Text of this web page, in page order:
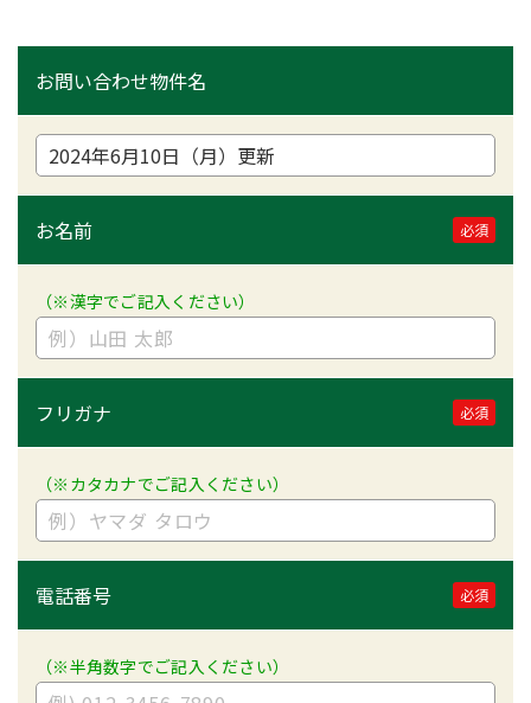
お問い合わせ物件名
お名前 必須
（※漢字でご記入ください）
フリガナ 必須
（※カタカナでご記入ください）
電話番号 必須
（※半角数字でご記入ください）